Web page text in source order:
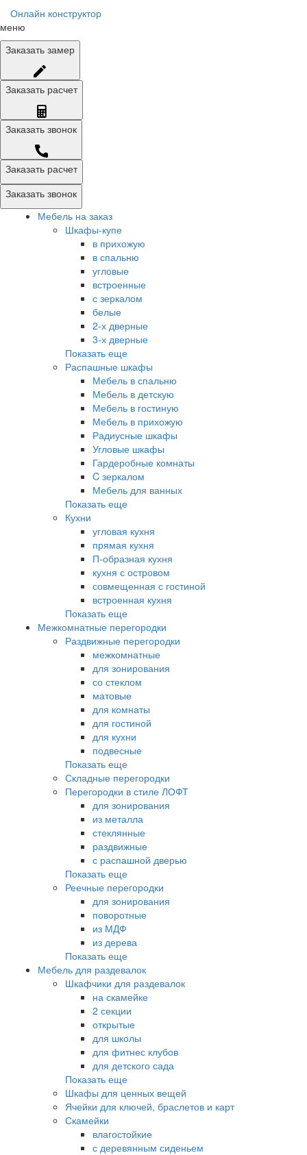
Онлайн конструктор
меню
Заказать замер
Заказать расчет
Заказать звонок
Заказать расчет
Заказать звонок
Мебель на заказ
Шкафы-купе
в прихожую
в спальню
угловые
встроенные
с зеркалом
белые
2-х дверные
3-х дверные
Показать еще
Распашные шкафы
Мебель в спальню
Мебель в детскую
Мебель в гостиную
Мебель в прихожую
Радиусные шкафы
Угловые шкафы
Гардеробные комнаты
C зеркалом
Мебель для ванных
Показать еще
Кухни
угловая кухня
прямая кухня
П-образная кухня
кухня с островом
совмещенная с гостиной
встроенная кухня
Показать еще
Межкомнатные перегородки
Раздвижные перегородки
межкомнатные
для зонирования
со стеклом
матовые
для комнаты
для гостиной
для кухни
подвесные
Показать еще
Складные перегородки
Перегородки в стиле ЛОФТ
для зонирования
из металла
стеклянные
раздвижные
с распашной дверью
Показать еще
Реечные перегородки
для зонирования
поворотные
из МДФ
из дерева
Показать еще
Мебель для раздевалок
Шкафчики для раздевалок
на скамейке
2 секции
открытые
для школы
для фитнес клубов
для детского сада
Показать еще
Шкафы для ценных вещей
Ячейки для ключей, браслетов и карт
Скамейки
влагостойкие
с деревянным сиденьем